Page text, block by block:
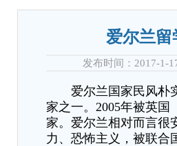
爱尔兰留
发布时间：2017-1-
爱尔兰国家民风朴实
家之一。2005年被英
家。爱尔兰相对而言很
力、恐怖主义，被联合